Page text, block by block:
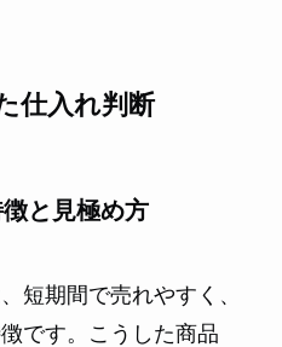
仕入れ判断
と見極め方
短期間で売れやすく、
です。こうした商品